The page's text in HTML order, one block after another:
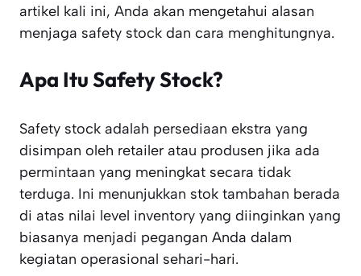
artikel kali ini, Anda akan mengetahui alasan
menjaga safety stock dan cara menghitungnya.
Apa Itu Safety Stock?
Safety stock adalah persediaan ekstra yang
disimpan oleh retailer atau produsen jika ada
permintaan yang meningkat secara tidak
terduga. Ini menunjukkan stok tambahan berada
di atas nilai level inventory yang diinginkan yang
biasanya menjadi pegangan Anda dalam
kegiatan operasional sehari-hari.